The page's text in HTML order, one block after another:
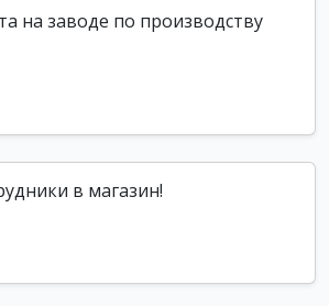
на заводе по производству
в магазин!